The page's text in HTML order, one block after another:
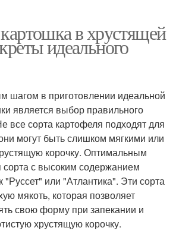
в хрустящей
идеального
шагом в приготовлении идеальной
является выбор правильного
все сорта картофеля подходят для
могут быть слишком мягкими или
корочку. Оптимальным
с высоким содержанием
"Руссет" или "Атлантика". Эти сорта
мякоть, которая позволяет
свою форму при запекании и
хрустящую корочку.